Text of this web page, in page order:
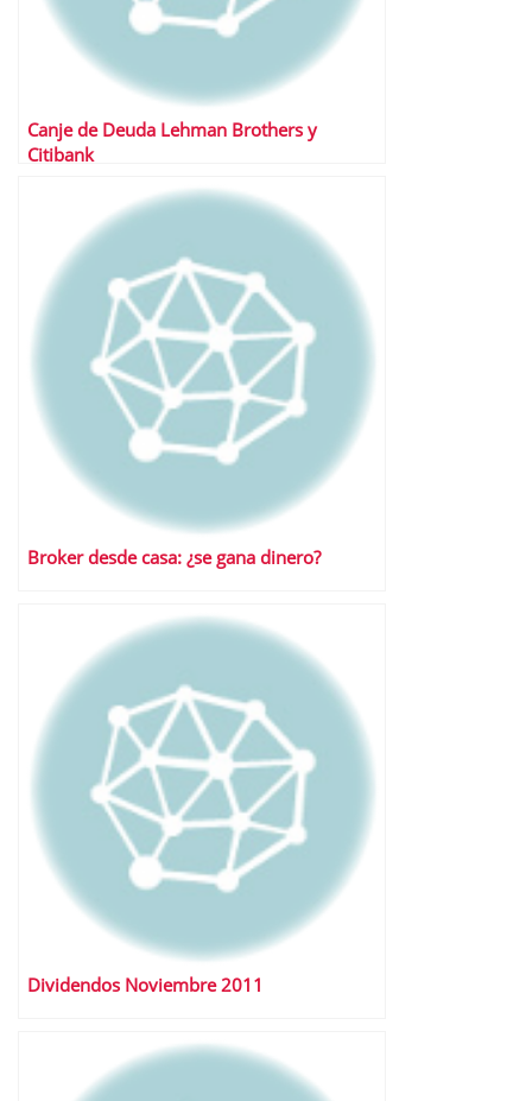
Canje de Deuda Lehman Brothers y
Citibank
Broker desde casa: ¿se gana dinero?
Dividendos Noviembre 2011